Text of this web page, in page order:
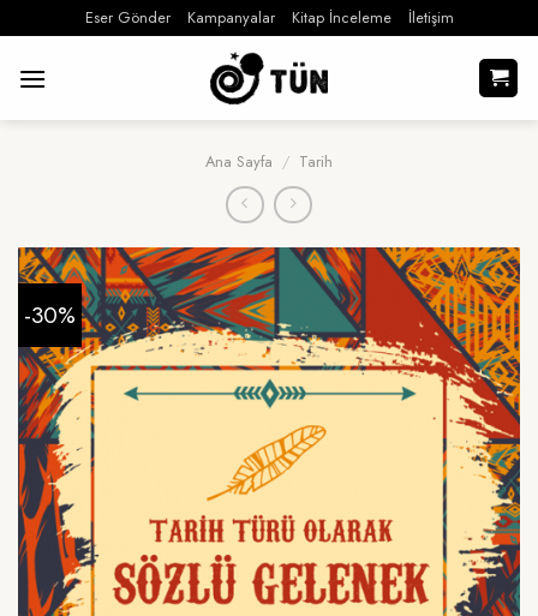
atla
Eser Gönder Kampanyalar Kitap İnceleme İletişim
Ana Sayfa / Tarih
-30%